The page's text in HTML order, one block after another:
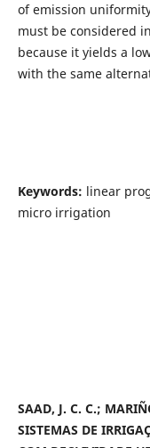
of emission
must be considered
because it yields a
with the same
Keywords: linear
micro irrigation
SAAD, J. C. C.;
SISTEMAS DE